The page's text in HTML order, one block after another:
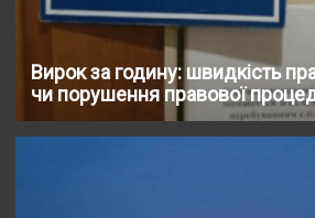
Вирок за годину: швидкість
чи порушення правової